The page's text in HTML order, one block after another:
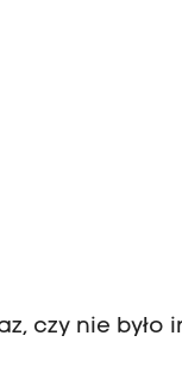
czy nie było